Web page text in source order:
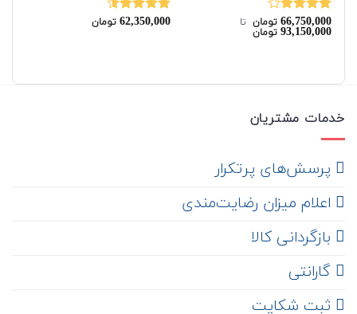
نمره
4.00از 5
66,750,000 تومان‌ تا ‌
93,150,000 تومان
نمره4.50
62,350,000 تومان
خدمات مشتریان
‌ پرسش‌های پرتکرار
اعلام میزان رضایت‌مندی
‌ بازگردانی کالا
گارانتی
ثبت شکایت